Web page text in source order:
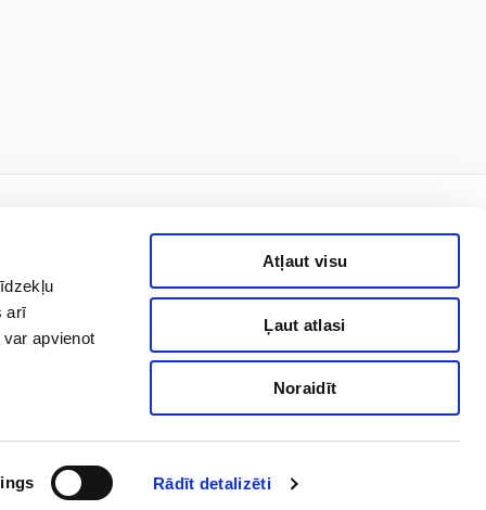
arī
apvienot
Rādīt detalizēti
Atļaut visu
Ļaut atlasi
Noraidīt
piekrišanu. Ar